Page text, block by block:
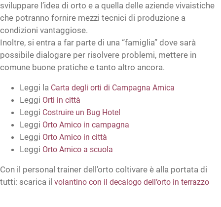
sviluppare l’idea di orto e a quella delle aziende vivaistiche
che potranno fornire mezzi tecnici di produzione a
condizioni vantaggiose.
Inoltre, si entra a far parte di una “famiglia” dove sarà
possibile dialogare per risolvere problemi, mettere in
comune buone pratiche e tanto altro ancora.
Leggi la Carta degli orti di Campagna Amica
Leggi Orti in città
Leggi Costruire un Bug Hotel
Leggi Orto Amico in campagna
Leggi Orto Amico in città
Leggi Orto Amico a scuola
Con il personal trainer dell’orto coltivare è alla portata di
tutti: scarica il volantino con il decalogo dell’orto in terrazzo